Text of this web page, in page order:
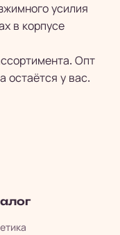
усилия
в корпусе
Опт
остаётся у вас.